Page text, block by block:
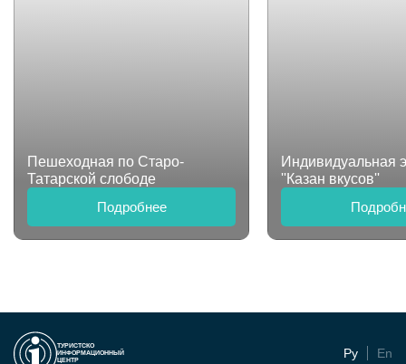
Пешеходная по Старо-
Татарской слободе
Подробнее
Индивидуальная
''Казан вкусов''
ТУРИСТСКО
ИНФОРМАЦИОННЫЙ
ЦЕНТР
Ру En